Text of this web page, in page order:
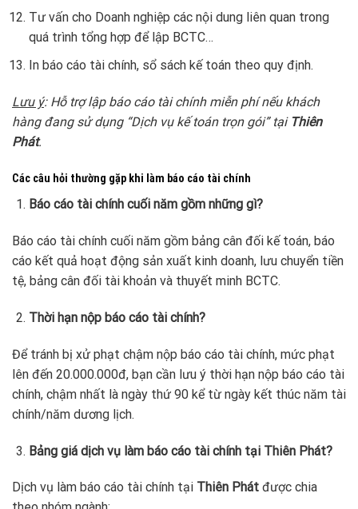
Tư vấn cho Doanh nghiệp các nội dung liên quan trong
quá trình tổng hợp để lập BCTC…
In báo cáo tài chính, sổ sách kế toán theo quy định.
Lưu ý: Hỗ trợ lập báo cáo tài chính miễn phí nếu khách
hàng đang sử dụng “Dịch vụ kế toán trọn gói” tại Thiên
Phát.
Các câu hỏi thường gặp khi làm báo cáo tài chính
Báo cáo tài chính cuối năm gồm những gì?
Báo cáo tài chính cuối năm gồm bảng cân đối kế toán, báo
cáo kết quả hoạt động sản xuất kinh doanh, lưu chuyển tiền
tệ, bảng cân đối tài khoản và thuyết minh BCTC.
Thời hạn nộp báo cáo tài chính?
Để tránh bị xử phạt chậm nộp báo cáo tài chính, mức phạt
lên đến 20.000.000đ, bạn cần lưu ý thời hạn nộp báo cáo tài
chính, chậm nhất là ngày thứ 90 kể từ ngày kết thúc năm tài
chính/năm dương lịch.
Bảng giá dịch vụ làm báo cáo tài chính tại Thiên Phát?
Dịch vụ làm báo cáo tài chính tại Thiên Phát được chia